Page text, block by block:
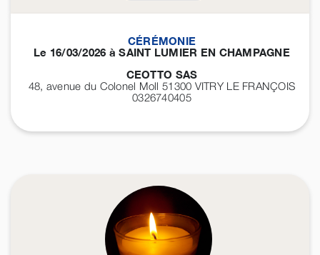
CÉRÉMONIE
Le 16/03/2026 à SAINT LUMIER EN CHAMPAGNE
CEOTTO SAS
48, avenue du Colonel Moll 51300 VITRY LE FRANÇOIS
0326740405